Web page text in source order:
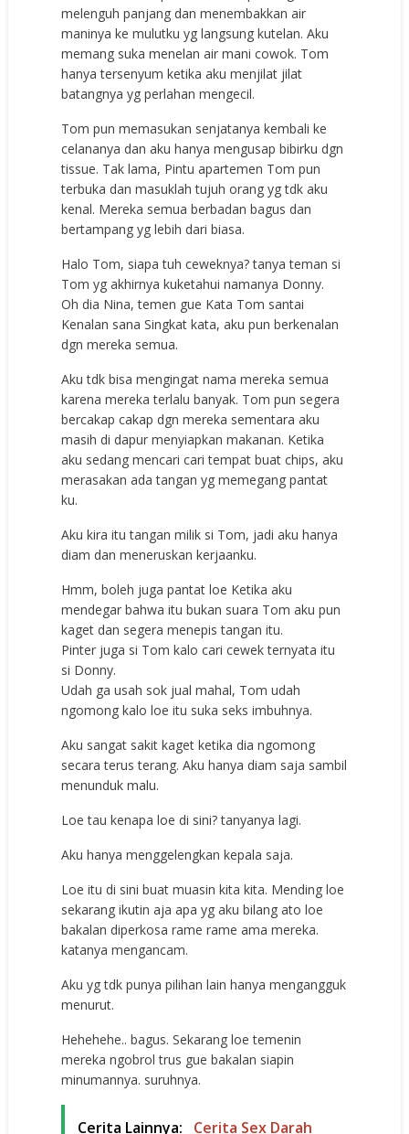
melenguh panjang dan menembakkan air
maninya ke mulutku yg langsung kutelan. Aku
memang suka menelan air mani cowok. Tom
hanya tersenyum ketika aku menjilat jilat
batangnya yg perlahan mengecil.
Tom pun memasukan senjatanya kembali ke
celananya dan aku hanya mengusap bibirku dgn
tissue. Tak lama, Pintu apartemen Tom pun
terbuka dan masuklah tujuh orang yg tdk aku
kenal. Mereka semua berbadan bagus dan
bertampang yg lebih dari biasa.
Halo Tom, siapa tuh ceweknya? tanya teman si
Tom yg akhirnya kuketahui namanya Donny.
Oh dia Nina, temen gue Kata Tom santai
Kenalan sana Singkat kata, aku pun berkenalan
dgn mereka semua.
Aku tdk bisa mengingat nama mereka semua
karena mereka terlalu banyak. Tom pun segera
bercakap cakap dgn mereka sementara aku
masih di dapur menyiapkan makanan. Ketika
aku sedang mencari cari tempat buat chips, aku
merasakan ada tangan yg memegang pantat
ku.
Aku kira itu tangan milik si Tom, jadi aku hanya
diam dan meneruskan kerjaanku.
Hmm, boleh juga pantat loe Ketika aku
mendegar bahwa itu bukan suara Tom aku pun
kaget dan segera menepis tangan itu.
Pinter juga si Tom kalo cari cewek ternyata itu
si Donny.
Udah ga usah sok jual mahal, Tom udah
ngomong kalo loe itu suka seks imbuhnya.
Aku sangat sakit kaget ketika dia ngomong
secara terus terang. Aku hanya diam saja sambil
menunduk malu.
Loe tau kenapa loe di sini? tanyanya lagi.
Aku hanya menggelengkan kepala saja.
Loe itu di sini buat muasin kita kita. Mending loe
sekarang ikutin aja apa yg aku bilang ato loe
bakalan diperkosa rame rame ama mereka.
katanya mengancam.
Aku yg tdk punya pilihan lain hanya mengangguk
menurut.
Hehehehe.. bagus. Sekarang loe temenin
mereka ngobrol trus gue bakalan siapin
minumannya. suruhnya.
Cerita Lainnya: Cerita Sex Darah